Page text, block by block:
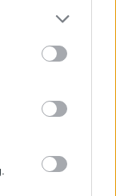
este sábado,